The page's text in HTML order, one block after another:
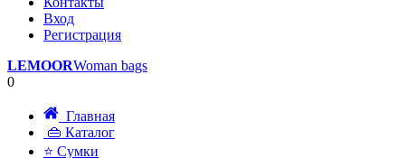
Вход
Регистрация
LEMOORWoman bags
0
Главная
👜 Каталог
⭐ Сумки